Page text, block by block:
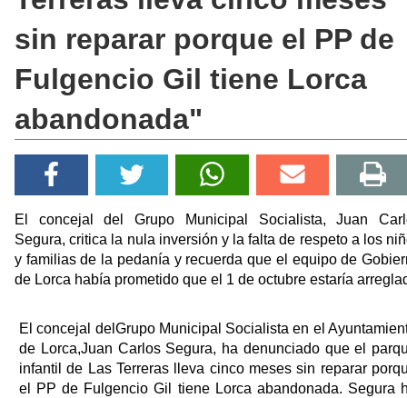
sin reparar porque el PP de
Fulgencio Gil tiene Lorca
abandonada"
El concejal del Grupo Municipal Socialista, Juan
Segura, critica la nula inversión y la falta de respeto a los
y familias de la pedanía y recuerda que el equipo de
de Lorca había prometido que el 1 de octubre estaría
El concejal delGrupo Municipal Socialista en el
de Lorca,Juan Carlos Segura, ha denunciado que el
infantil de Las Terreras lleva cinco meses sin reparar
el PP de Fulgencio Gil tiene Lorca abandonada. Segura